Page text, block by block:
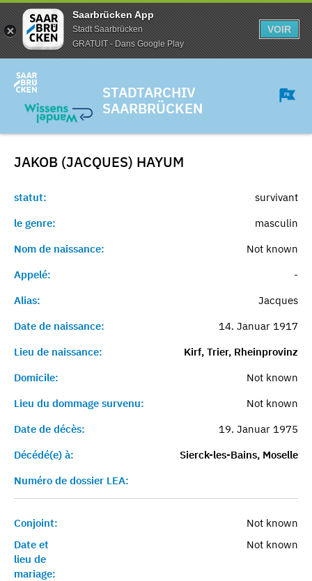
Saarbrücken App
Stadt Saarbrücken
GRATUIT - Dans Google Play
VOIR
STADTARCHIV
SAARBRÜCKEN
JAKOB (JACQUES) HAYUM
statut:
survivant
le genre:
masculin
Nom de naissance:
Not known
Appelé:
-
Alias:
Jacques
Date de naissance:
14. Januar 1917
Lieu de naissance:
Kirf, Trier, Rheinprovinz
Domicile:
Not known
Lieu du dommage survenu:
Not known
Date de décès:
19. Januar 1975
Décédé(e) à:
Sierck-les-Bains, Moselle
Numéro de dossier LEA:
Conjoint:
Not known
Date et
lieu de
mariage:
Not known